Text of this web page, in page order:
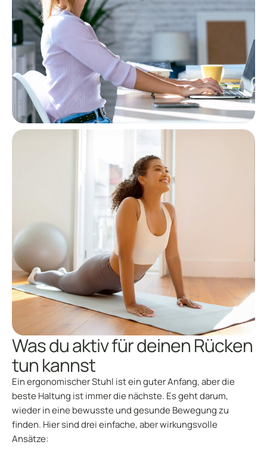
Was du aktiv für deinen Rücken
tun kannst
Ein ergonomischer Stuhl ist ein guter Anfang, aber die
beste Haltung ist immer die nächste. Es geht darum,
wieder in eine bewusste und gesunde Bewegung zu
finden. Hier sind drei einfache, aber wirkungsvolle
Ansätze: